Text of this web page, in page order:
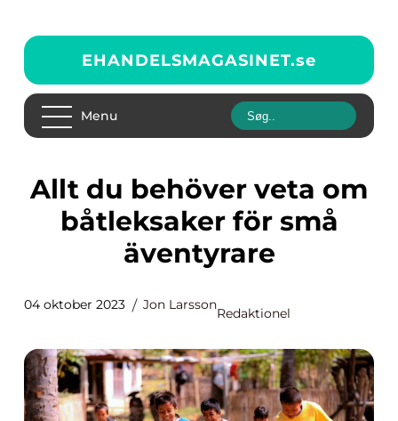
EHANDELSMAGASINET.se
Menu
Allt du behöver veta om
båtleksaker för små
äventyrare
04 oktober 2023 Jon Larsson
Redaktionel